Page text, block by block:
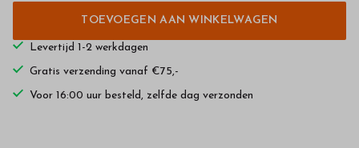
TOEVOEGEN AAN WINKELWAGEN
Levertijd 1-2 werkdagen
Gratis verzending vanaf €75,-
Voor 16:00 uur besteld, zelfde dag verzonden